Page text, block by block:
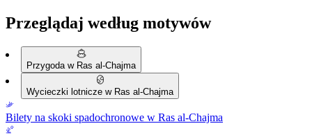
Przeglądaj według motywów
Przygoda w Ras al-Chajma
Wycieczki lotnicze w Ras al-Chajma
Bilety na skoki spadochronowe w Ras al-Chajma